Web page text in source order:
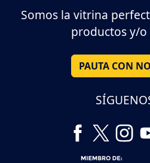
Somos la vitrina
productos y/o
PAUTA CON